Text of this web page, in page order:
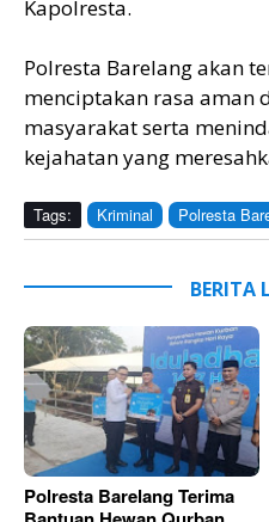
Kapolresta.
Polresta Barelang akan
menciptakan rasa aman
masyarakat serta
kejahatan yang
Tags: Kriminal Polresta
BERITA
Polresta Barelang Terima